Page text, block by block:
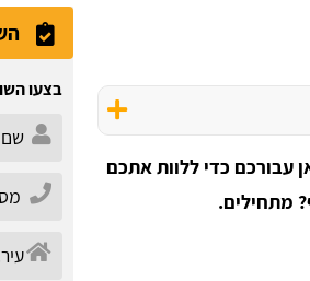
עבורכם כדי ללוות אתכם
מתחילים.
בצעו